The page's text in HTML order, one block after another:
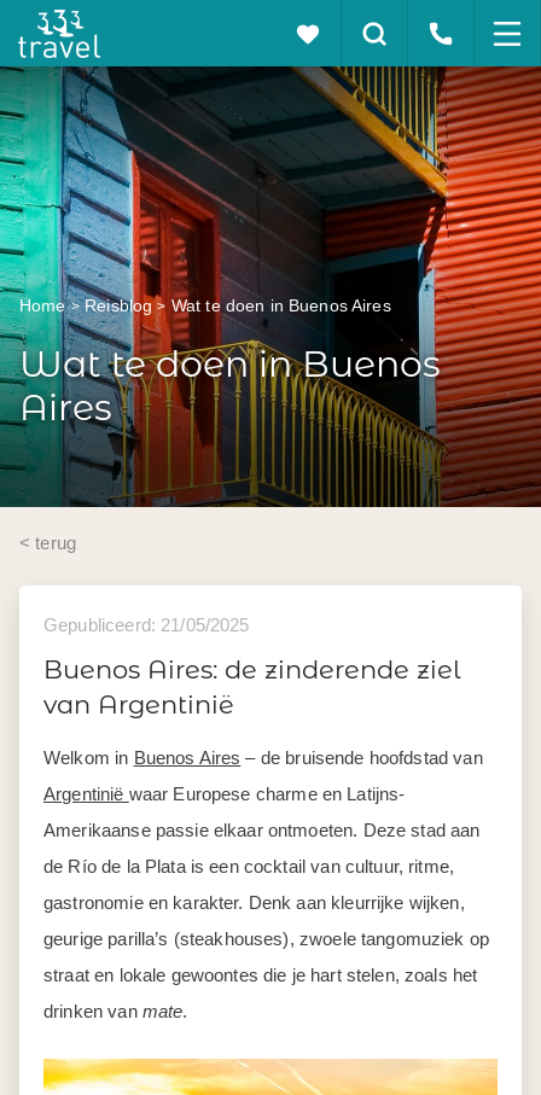
Home Reisblog Wat te doen in Buenos Aires
Wat te doen in Buenos
Aires
< terug
Gepubliceerd: 21/05/2025
Buenos Aires: de zinderende ziel
van Argentinië
Welkom in Buenos Aires – de bruisende hoofdstad van
Argentinië waar Europese charme en Latijns-
Amerikaanse passie elkaar ontmoeten. Deze stad aan
de Río de la Plata is een cocktail van cultuur, ritme,
gastronomie en karakter. Denk aan kleurrijke wijken,
geurige parilla’s (steakhouses), zwoele tangomuziek op
straat en lokale gewoontes die je hart stelen, zoals het
drinken van mate.